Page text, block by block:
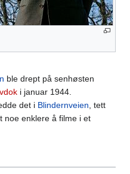
ble drept på senhøsten
i januar 1944.
det i Blindernveien, tett
noe enklere å filme i et